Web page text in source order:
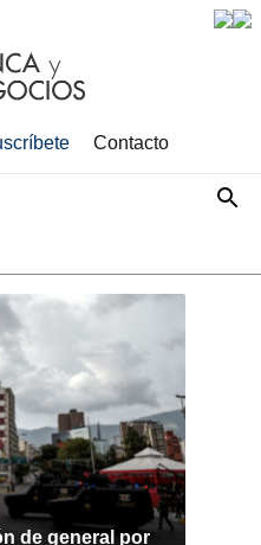
Contacto
de general por